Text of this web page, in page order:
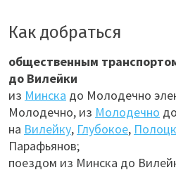
Как добраться
общественным
до Вилейки
из Минска до Молодечно
Молодечно, из Молодечно
на Вилейку, Глубокое, Полоцк
Парафьянов;
поездом из Минска до